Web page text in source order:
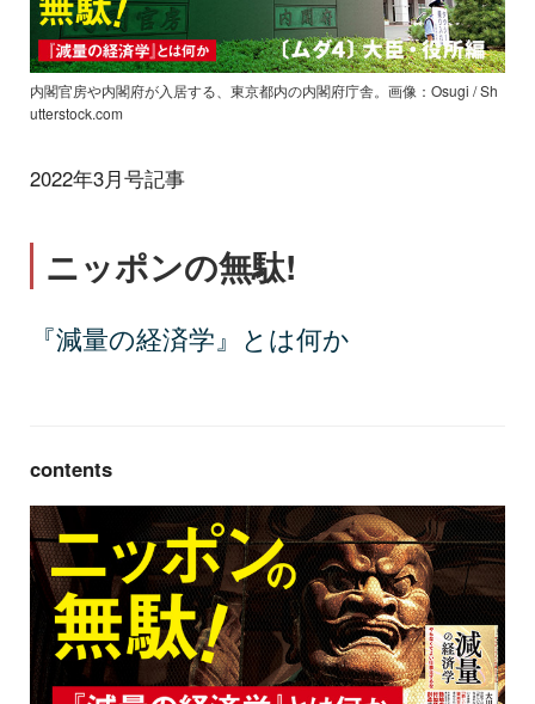
内閣官房や内閣府が入居する、東京都内の内閣府庁舎。画像：Osugi / Sh
utterstock.com
2022年3月号記事
ニッポンの無駄!
『減量の経済学』とは何か
contents